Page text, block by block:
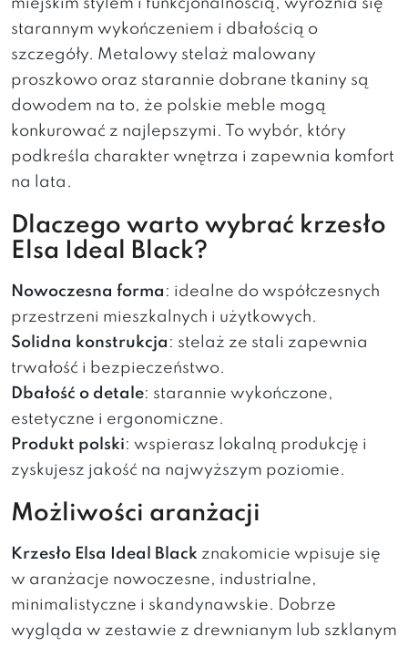
miejskim stylem i funkcjonalnością, wyróżnia się
starannym wykończeniem i dbałością o
szczegóły. Metalowy stelaż malowany
proszkowo oraz starannie dobrane tkaniny są
dowodem na to, że polskie meble mogą
konkurować z najlepszymi. To wybór, który
podkreśla charakter wnętrza i zapewnia komfort
na lata.
Dlaczego warto wybrać krzesło
Elsa Ideal Black?
Nowoczesna forma : idealne do współczesnych
przestrzeni mieszkalnych i użytkowych.
Solidna konstrukcja : stelaż ze stali zapewnia
trwałość i bezpieczeństwo.
Dbałość o detale: starannie wykończone,
estetyczne i ergonomiczne.
Produkt polski: wspierasz lokalną produkcję i
zyskujesz jakość na najwyższym poziomie.
Możliwości aranżacji
Krzesło Elsa Ideal Black znakomicie wpisuje się
w aranżacje nowoczesne, industrialne,
minimalistyczne i skandynawskie. Dobrze
wygląda w zestawie z drewnianym lub szklanym